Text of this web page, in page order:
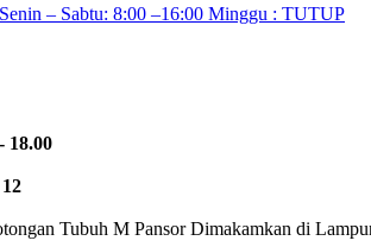
Senin – Sabtu: 8:00 –16:00 Minggu : TUTUP
18.00
Tubuh M Pansor Dimakamkan di